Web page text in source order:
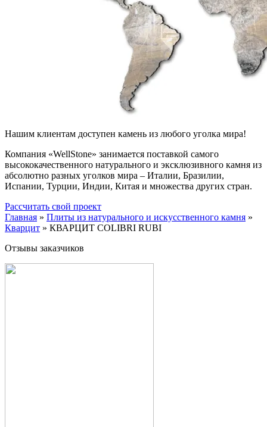
Нашим клиентам доступен камень из любого уголка мира!
Компания «WellStone» занимается поставкой самого
высококачественного натурального и эксклюзивного камня из
абсолютно разных уголков мира – Италии, Бразилии,
Испании, Турции, Индии, Китая и множества других стран.
Рассчитать свой проект
Главная » Плиты из натурального и искусственного камня »
Кварцит » КВАРЦИТ COLIBRI RUBI
Отзывы заказчиков